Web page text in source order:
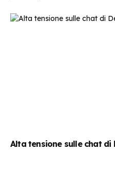
Alta tensione sulle chat di